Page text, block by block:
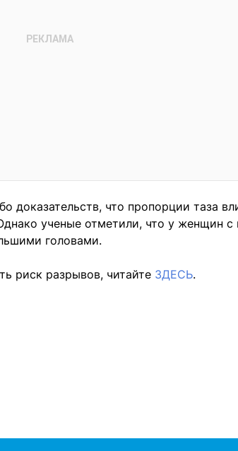
доказательств, что пропорции таза
ученые отметили, что у женщин
головами.
риск разрывов, читайте ЗДЕСЬ.